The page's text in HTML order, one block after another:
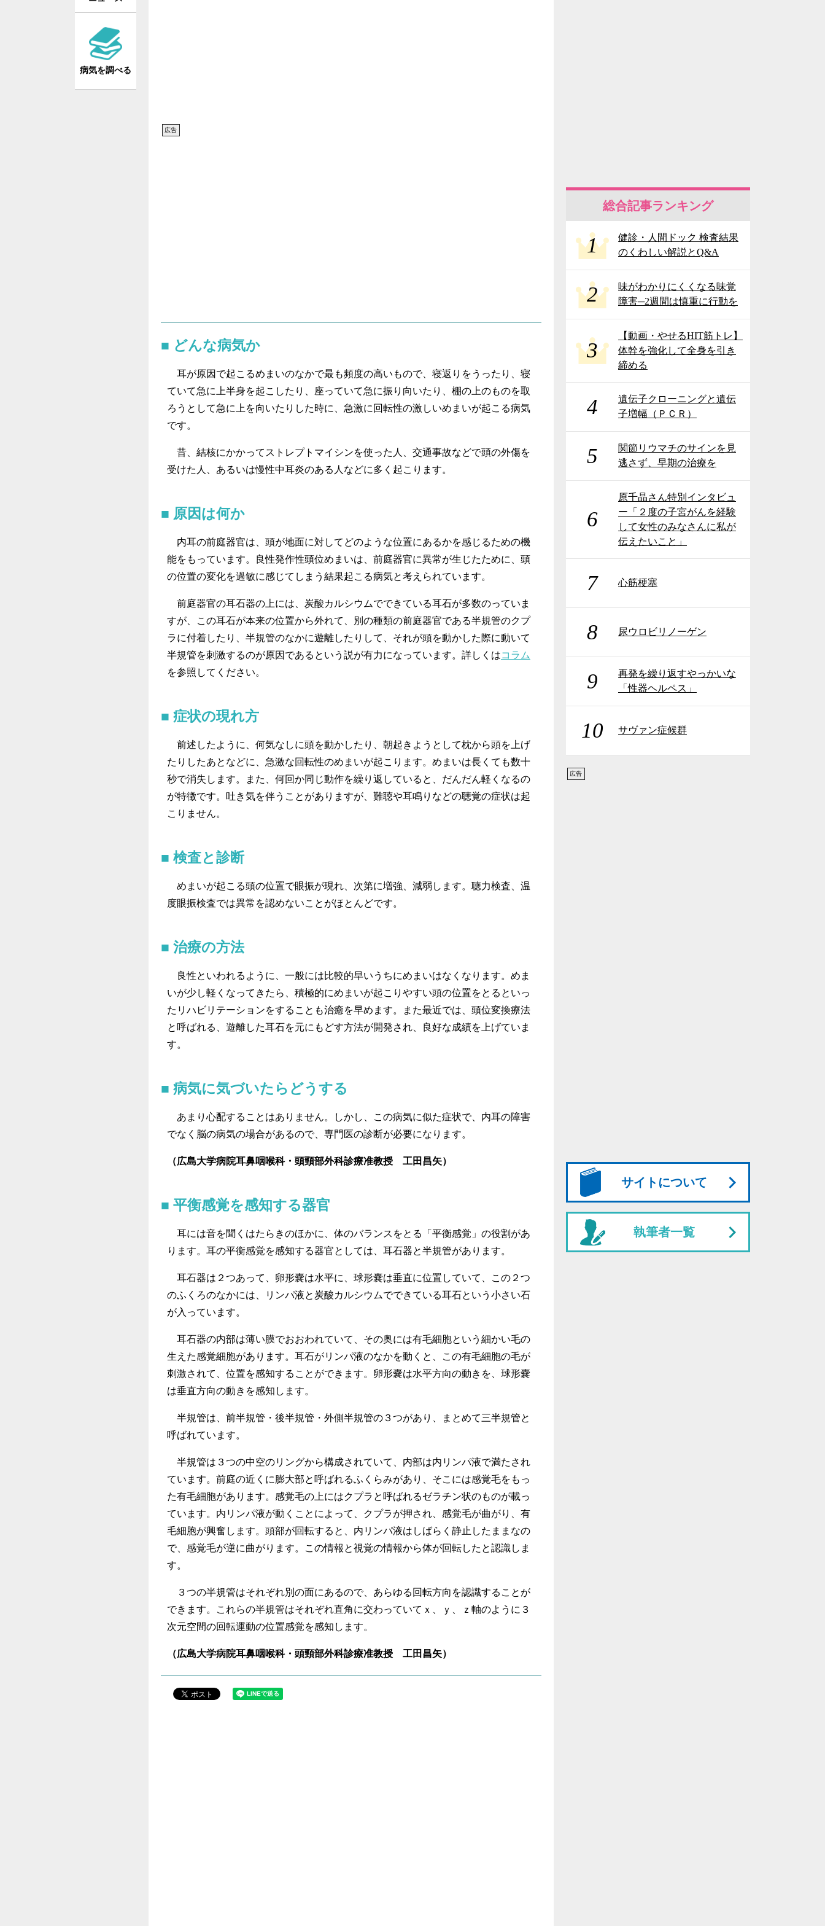
病気を調べる
広告
どんな病気か
耳が原因で起こるめまいのなかで最も頻度の高いもので、寝返りをうったり、寝
ていて急に上半身を起こしたり、座っていて急に振り向いたり、棚の上のものを取
ろうとして急に上を向いたりした時に、急激に回転性の激しいめまいが起こる病気
です。
昔、結核にかかってストレプトマイシンを使った人、交通事故などで頭の外傷を
受けた人、あるいは慢性中耳炎のある人などに多く起こります。
原因は何か
内耳の前庭器官は、頭が地面に対してどのような位置にあるかを感じるための機
能をもっています。良性発作性頭位めまいは、前庭器官に異常が生じたために、頭
の位置の変化を過敏に感じてしまう結果起こる病気と考えられています。
前庭器官の耳石器の上には、炭酸カルシウムでできている耳石が多数のっていま
すが、この耳石が本来の位置から外れて、別の種類の前庭器官である半規管のクプ
ラに付着したり、半規管のなかに遊離したりして、それが頭を動かした際に動いて
半規管を刺激するのが原因であるという説が有力になっています。詳しくはコラム
を参照してください。
症状の現れ方
前述したように、何気なしに頭を動かしたり、朝起きようとして枕から頭を上げ
たりしたあとなどに、急激な回転性のめまいが起こります。めまいは長くても数十
秒で消失します。また、何回か同じ動作を繰り返していると、だんだん軽くなるの
が特徴です。吐き気を伴うことがありますが、難聴や耳鳴りなどの聴覚の症状は起
こりません。
検査と診断
めまいが起こる頭の位置で眼振が現れ、次第に増強、減弱します。聴力検査、温
度眼振検査では異常を認めないことがほとんどです。
治療の方法
良性といわれるように、一般には比較的早いうちにめまいはなくなります。めま
いが少し軽くなってきたら、積極的にめまいが起こりやすい頭の位置をとるといっ
たリハビリテーションをすることも治癒を早めます。また最近では、頭位変換療法
と呼ばれる、遊離した耳石を元にもどす方法が開発され、良好な成績を上げていま
す。
病気に気づいたらどうする
あまり心配することはありません。しかし、この病気に似た症状で、内耳の障害
でなく脳の病気の場合があるので、専門医の診断が必要になります。
（広島大学病院耳鼻咽喉科・頭頸部外科診療准教授 工田昌矢）
平衡感覚を感知する器官
耳には音を聞くはたらきのほかに、体のバランスをとる「平衡感覚」の役割があ
ります。耳の平衡感覚を感知する器官としては、耳石器と半規管があります。
耳石器は２つあって、卵形嚢は水平に、球形嚢は垂直に位置していて、この２つ
のふくろのなかには、リンパ液と炭酸カルシウムでできている耳石という小さい石
が入っています。
耳石器の内部は薄い膜でおおわれていて、その奥には有毛細胞という細かい毛の
生えた感覚細胞があります。耳石がリンパ液のなかを動くと、この有毛細胞の毛が
刺激されて、位置を感知することができます。卵形嚢は水平方向の動きを、球形嚢
は垂直方向の動きを感知します。
半規管は、前半規管・後半規管・外側半規管の３つがあり、まとめて三半規管と
呼ばれています。
半規管は３つの中空のリングから構成されていて、内部は内リンパ液で満たされ
ています。前庭の近くに膨大部と呼ばれるふくらみがあり、そこには感覚毛をもっ
た有毛細胞があります。感覚毛の上にはクプラと呼ばれるゼラチン状のものが載っ
ています。内リンパ液が動くことによって、クプラが押され、感覚毛が曲がり、有
毛細胞が興奮します。頭部が回転すると、内リンパ液はしばらく静止したままなの
で、感覚毛が逆に曲がります。この情報と視覚の情報から体が回転したと認識しま
す。
３つの半規管はそれぞれ別の面にあるので、あらゆる回転方向を認識することが
できます。これらの半規管はそれぞれ直角に交わっていてｘ、ｙ、ｚ軸のように３
次元空間の回転運動の位置感覚を感知します。
（広島大学病院耳鼻咽喉科・頭頸部外科診療准教授 工田昌矢）
総合記事ランキング
1
健診・人間ドック 検査結果
のくわしい解説とQ&A
2
味がわかりにくくなる味覚
障害─2週間は慎重に行動を
3
【動画・やせるHIT筋トレ】
体幹を強化して全身を引き
締める
4
遺伝子クローニングと遺伝
子増幅（ＰＣＲ）
5
関節リウマチのサインを見
逃さず、早期の治療を
6
原千晶さん特別インタビュ
ー「２度の子宮がんを経験
して女性のみなさんに私が
伝えたいこと」
7 心筋梗塞
8 尿ウロビリノーゲン
9
再発を繰り返すやっかいな
「性器ヘルペス」
10 サヴァン症候群
広告
サイトについて
執筆者一覧